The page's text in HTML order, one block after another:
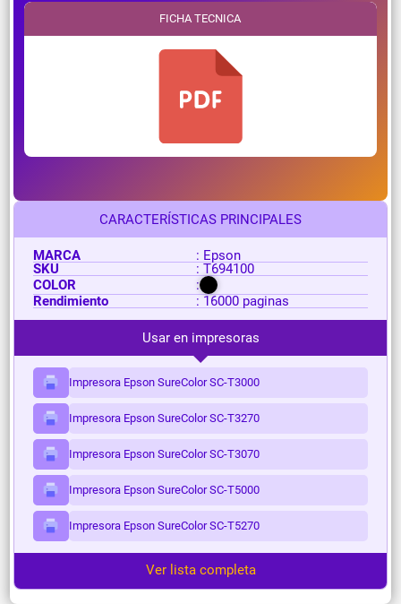
CARACTERÍSTICAS PRINCIPALES
MARCA
: Epson
SKU
: T694100
COLOR
:
Rendimiento
: 16000 paginas
Usar en impresoras
Impresora Epson SureColor SC-T3000
Impresora Epson SureColor SC-T3270
Impresora Epson SureColor SC-T3070
Impresora Epson SureColor SC-T5000
Impresora Epson SureColor SC-T5270
Ver lista completa
FICHA TECNICA